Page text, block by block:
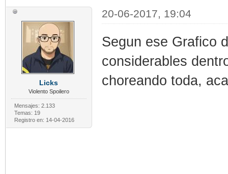
Licks
Violento Spoilero
Mensajes: 2.133
Temas: 19
Registro en: 14-04-2016
20-06-2017, 19:04
Segun ese Grafico
considerables
choreando toda,